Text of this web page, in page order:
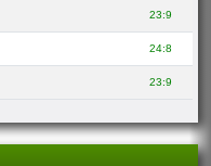
23:9
24:8
23:9